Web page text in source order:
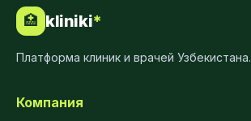
🏥 kliniki*
Платформа клиник и врачей Узбекистана.
Компания